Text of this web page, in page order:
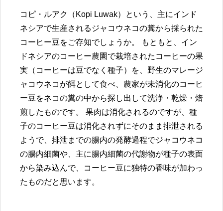
コピ・ルアク（Kopi Luwak）という、主にインド
ネシアで生産されるジャコウネコの糞から採られた
コーヒー豆をご存知でしょうか。 もともと、イン
ドネシアのコーヒー農園で栽培されたコーヒーの果
実（コーヒーは豆でなく種子）を、野生のマレージ
ャコウネコが餌として食べ、農家が未消化のコーヒ
ー豆をネコの糞の中から探し出して洗浄・乾燥・焙
煎したものです。 果肉は消化されるのですが、種
子のコーヒー豆は消化されずにそのまま排泄される
ようで、排泄までの腸内の発酵過程でジャコウネコ
の腸内細菌や、主に腸内細菌の代謝物が種子の表面
から染み込んで、コーヒー豆に独特の香味が加わっ
たものだと思います。